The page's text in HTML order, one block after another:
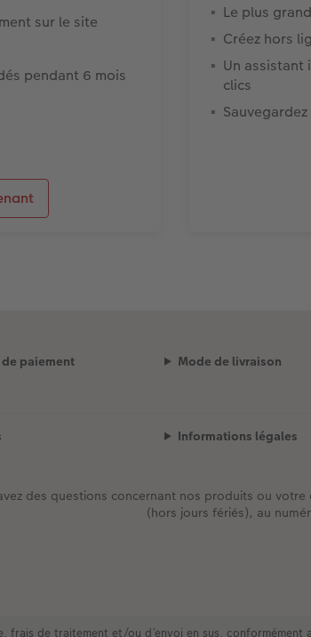
sur le site
pendant 6 mois
Le plus
Créez hors
Un assistant
clics
paiement Mode de livraison
Informations légales
des questions concernant nos produits ou
(hors jours fériés), au
frais de traitement et/ou d’envoi en sus, conformément